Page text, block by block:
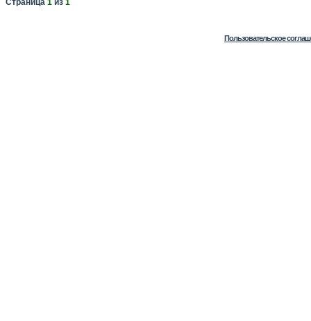
Страница 1 из 1
Пользовательское